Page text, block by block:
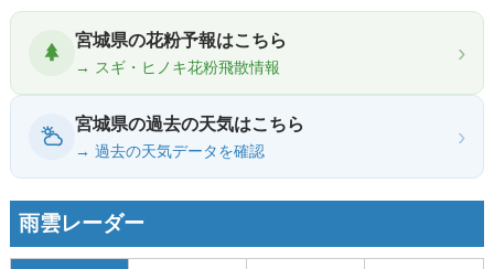
宮城県の花粉予報はこちら
→ スギ・ヒノキ花粉飛散情報
›
宮城県の過去の天気はこちら
→ 過去の天気データを確認
›
雨雲レーダー